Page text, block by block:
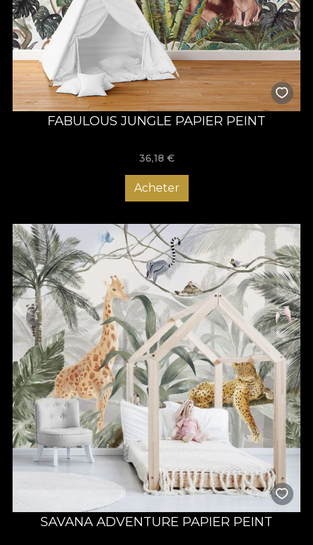
FABULOUS JUNGLE PAPIER PEINT
36,18 €
Acheter
SAVANA ADVENTURE PAPIER PEINT